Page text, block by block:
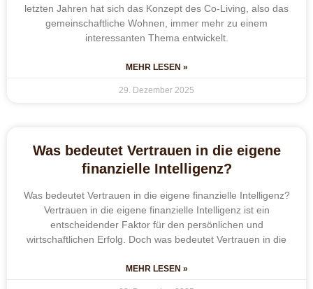
letzten Jahren hat sich das Konzept des Co-Living, also das
gemeinschaftliche Wohnen, immer mehr zu einem
interessanten Thema entwickelt.
MEHR LESEN »
29. Dezember 2025
Was bedeutet Vertrauen in die eigene
finanzielle Intelligenz?
Was bedeutet Vertrauen in die eigene finanzielle Intelligenz?
Vertrauen in die eigene finanzielle Intelligenz ist ein
entscheidender Faktor für den persönlichen und
wirtschaftlichen Erfolg. Doch was bedeutet Vertrauen in die
MEHR LESEN »